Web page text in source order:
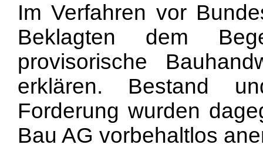
Im Verfahren vor
Beklagten dem
provisorische
erklären. Bestand
Forderung wurden
Bau AG vorbehaltlos